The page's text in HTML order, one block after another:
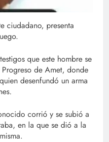
ciudadano, presenta
que este hombre se
de Amet, donde
desenfundó un arma
corrió y se subió a
en la que se dió a la